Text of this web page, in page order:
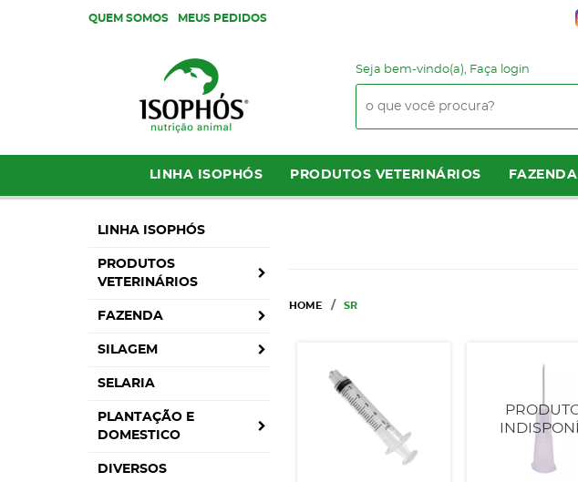
QUEM SOMOS MEUS PEDIDOS
Seja bem-vindo(a), Faça login
LINHA ISOPHÓS PRODUTOS VETERINÁRIOS FAZENDA
LINHA ISOPHÓS
PRODUTOS
VETERINÁRIOS
FAZENDA
SILAGEM
SELARIA
PLANTAÇÃO E
DOMESTICO
DIVERSOS
HOME SR